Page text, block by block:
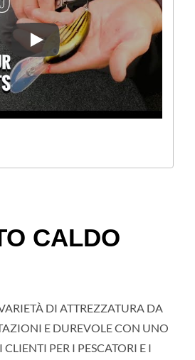
[COME FARE] MODIFICARE I
CALDO
DI ATTREZZATURA DA
E DUREVOLE CON UNO
PER I PESCATORI E I